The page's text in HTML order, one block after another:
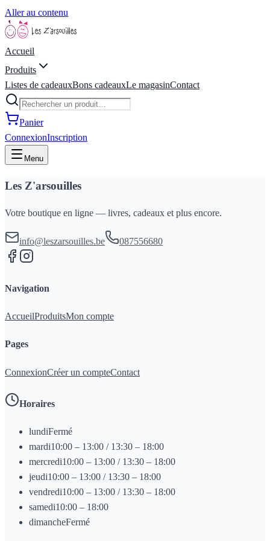
Aller au contenu
Accueil
Produits
Listes de cadeauxBons cadeauxLe magasinContact
Panier
ConnexionInscription
Menu
Les Z'arsouilles
Votre boutique en ligne — livres, cadeaux et plus encore.
info@leszarsouilles.be 087556680
Navigation
AccueilProduitsMon compte
Pages
ConnexionCréer un compteContact
Horaires
lundiFermé
mardi10:00 – 13:00 / 13:30 – 18:00
mercredi10:00 – 13:00 / 13:30 – 18:00
jeudi10:00 – 13:00 / 13:30 – 18:00
vendredi10:00 – 13:00 / 13:30 – 18:00
samedi10:00 – 18:00
dimancheFermé